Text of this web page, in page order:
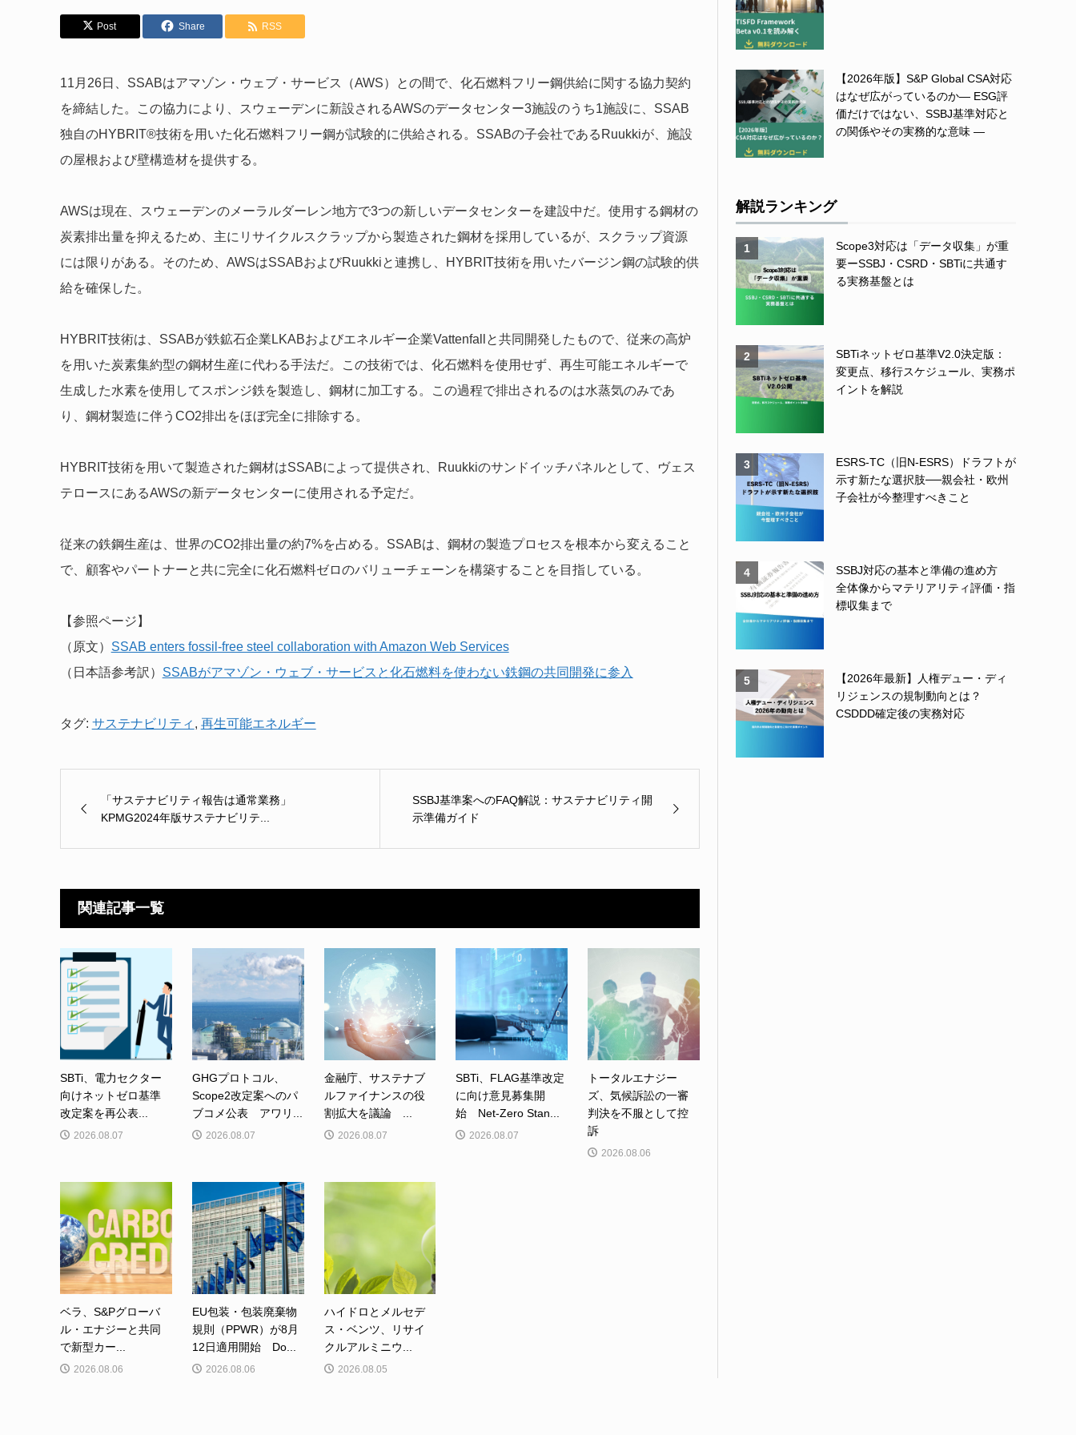
Post Share RSS
11月26日、SSABはアマゾン・ウェブ・サービス（AWS）との間で、化石燃料フリー鋼供給に関する協力契約
を締結した。この協力により、スウェーデンに新設されるAWSのデータセンター3施設のうち1施設に、SSAB
独自のHYBRIT®技術を用いた化石燃料フリー鋼が試験的に供給される。SSABの子会社であるRuukkiが、施設
の屋根および壁構造材を提供する。
AWSは現在、スウェーデンのメーラルダーレン地方で3つの新しいデータセンターを建設中だ。使用する鋼材の
炭素排出量を抑えるため、主にリサイクルスクラップから製造された鋼材を採用しているが、スクラップ資源
には限りがある。そのため、AWSはSSABおよびRuukkiと連携し、HYBRIT技術を用いたバージン鋼の試験的供
給を確保した。
HYBRIT技術は、SSABが鉄鉱石企業LKABおよびエネルギー企業Vattenfallと共同開発したもので、従来の高炉
を用いた炭素集約型の鋼材生産に代わる手法だ。この技術では、化石燃料を使用せず、再生可能エネルギーで
生成した水素を使用してスポンジ鉄を製造し、鋼材に加工する。この過程で排出されるのは水蒸気のみであ
り、鋼材製造に伴うCO2排出をほぼ完全に排除する。
HYBRIT技術を用いて製造された鋼材はSSABによって提供され、Ruukkiのサンドイッチパネルとして、ヴェス
テロースにあるAWSの新データセンターに使用される予定だ。
従来の鉄鋼生産は、世界のCO2排出量の約7%を占める。SSABは、鋼材の製造プロセスを根本から変えること
で、顧客やパートナーと共に完全に化石燃料ゼロのバリューチェーンを構築することを目指している。
【参照ページ】
（原文） SSAB enters fossil-free steel collaboration with Amazon Web Services
（日本語参考訳） SSABがアマゾン・ウェブ・サービスと化石燃料を使わない鉄鋼の共同開発に参入
タグ: サステナビリティ , 再生可能エネルギー
「サステナビリティ報告は通常業務」
KPMG2024年版サステナビリテ...
SSBJ基準案へのFAQ解説：サステナビリティ開
示準備ガイド
関連記事一覧
SBTi、電力セクター
向けネットゼロ基準
改定案を再公表...
2026.08.07
GHGプロトコル、
Scope2改定案へのパ
ブコメ公表 アワリ...
2026.08.07
金融庁、サステナブ
ルファイナンスの役
割拡大を議論 ...
2026.08.07
SBTi、FLAG基準改定
に向け意見募集開
始 Net-Zero Stan...
2026.08.07
トータルエナジー
ズ、気候訴訟の一審
判決を不服として控
訴
2026.08.06
ベラ、S&Pグローバ
ル・エナジーと共同
で新型カー...
2026.08.06
EU包装・包装廃棄物
規則（PPWR）が8月
12日適用開始 Do...
2026.08.06
ハイドロとメルセデ
ス・ベンツ、リサイ
クルアルミニウ...
2026.08.05
【2026年版】S&P Global CSA対応
はなぜ広がっているのか― ESG評
価だけではない、SSBJ基準対応と
の関係やその実務的な意味 ―
解説ランキング
1
Scope3対応は「データ収集」が重
要ーSSBJ・CSRD・SBTiに共通す
る実務基盤とは
2
SBTiネットゼロ基準V2.0決定版：
変更点、移行スケジュール、実務ポ
イントを解説
3
ESRS-TC（旧N-ESRS）ドラフトが
示す新たな選択肢──親会社・欧州
子会社が今整理すべきこと
4
SSBJ対応の基本と準備の進め方
全体像からマテリアリティ評価・指
標収集まで
5
【2026年最新】人権デュー・ディ
リジェンスの規制動向とは？
CSDDD確定後の実務対応